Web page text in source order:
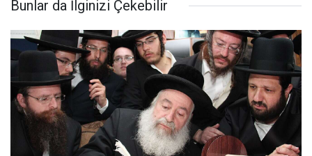
Bunlar da İlginizi Çekebilir